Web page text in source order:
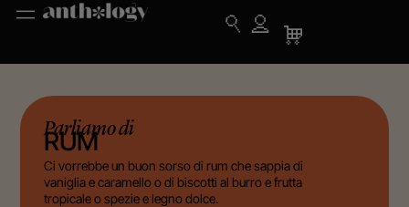
Parliamo di
RUM
Ci vorrebbe un buon sorso di rum che sappia di
vaniglia e caramello o di biscotti al burro e frutta
tropicale o spezie e legno dolce.